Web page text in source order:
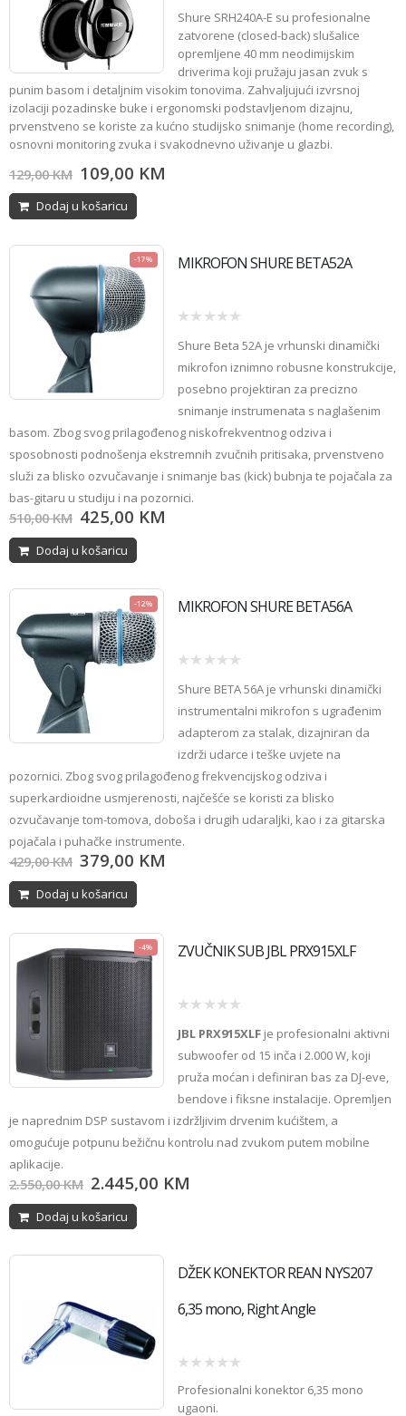
out
5
Shure SRH240A-E su profesionalne
zatvorene (closed-back) slušalice
opremljene 40 mm neodimijskim
driverima koji pružaju jasan zvuk s
punim basom i detaljnim visokim tonovima. Zahvaljujući izvrsnoj
izolaciji pozadinske buke i ergonomski podstavljenom dizajnu,
prvenstveno se koriste za kućno studijsko snimanje (home recording),
osnovni monitoring zvuka i svakodnevno uživanje u glazbi.
129,00KM 109,00 KM
Dodaj u košaricu
-17% MIKROFON SHURE BETA52A
out
5
Shure Beta 52A je vrhunski dinamički
mikrofon iznimno robusne konstrukcije,
posebno projektiran za precizno
snimanje instrumenata s naglašenim
basom. Zbog svog prilagođenog niskofrekventnog odziva i
sposobnosti podnošenja ekstremnih zvučnih pritisaka, prvenstveno
služi za blisko ozvučavanje i snimanje bas (kick) bubnja te pojačala za
bas-gitaru u studiju i na pozornici.
510,00KM 425,00 KM
Dodaj u košaricu
-12% MIKROFON SHURE BETA56A
out
5
Shure BETA 56A je vrhunski dinamički
instrumentalni mikrofon s ugrađenim
adapterom za stalak, dizajniran da
izdrži udarce i teške uvjete na
pozornici. Zbog svog prilagođenog frekvencijskog odziva i
superkardioidne usmjerenosti, najčešće se koristi za blisko
ozvučavanje tom-tomova, doboša i drugih udaraljki, kao i za gitarska
pojačala i puhačke instrumente.
429,00KM 379,00 KM
Dodaj u košaricu
-4% ZVUČNIK SUB JBL PRX915XLF
out
5
JBL PRX915XLF je profesionalni aktivni
subwoofer od 15 inča i 2.000 W, koji
pruža moćan i definiran bas za DJ-eve,
bendove i fiksne instalacije. Opremljen
je naprednim DSP sustavom i izdržljivim drvenim kućištem, a
omogućuje potpunu bežičnu kontrolu nad zvukom putem mobilne
aplikacije.
2.550,00KM 2.445,00 KM
Dodaj u košaricu
DŽEK KONEKTOR REAN NYS207
6,35 mono, Right Angle
out
Profesionalni konektor 6,35 mono
ugaoni.